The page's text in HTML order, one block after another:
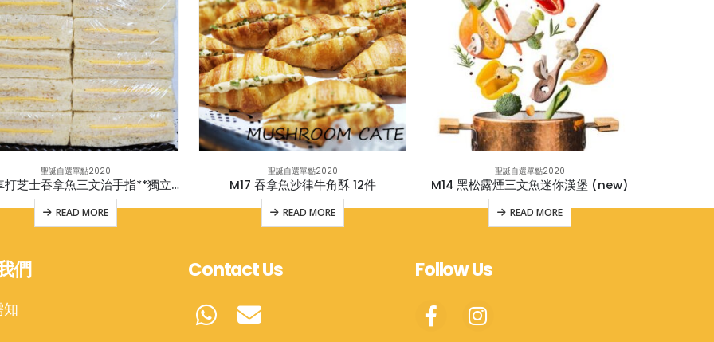
聖誕自選單點2020
M11 車打芝士吞拿魚三文治手指**獨立包裝
READ MORE
聖誕自選單點2020
M17 吞拿魚沙律牛角酥 12件
READ MORE
聖誕自選單點2020
M14 黑松露煙三文魚迷你漢堡 (new)
READ MORE
們 Contact Us Follow Us